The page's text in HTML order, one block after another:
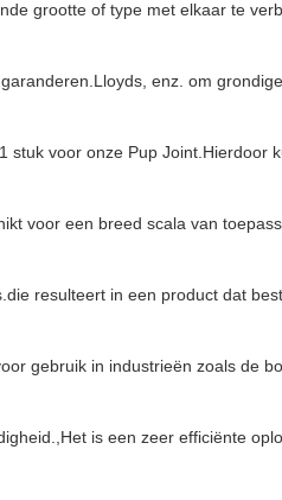
grootte of type met elkaar te
enz. om
voor onze Pup Joint.Hierdoor
voor een breed scala van
resulteert in een product dat
gebruik in industrieën zoals de
is een zeer efficiënte